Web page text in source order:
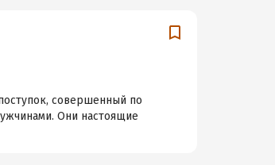
совершенный по
Они настоящие